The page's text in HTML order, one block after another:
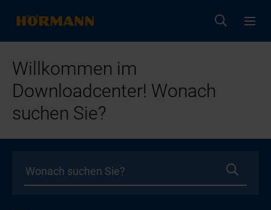
Willkommen im
Downloadcenter! Wonach
suchen Sie?